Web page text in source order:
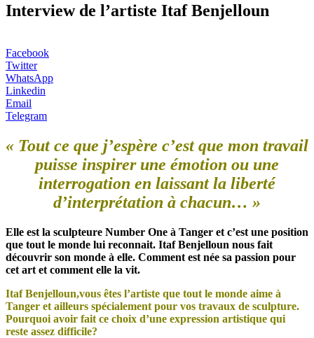
Interview de l’artiste Itaf Benjelloun
Facebook
Twitter
WhatsApp
Linkedin
Email
Telegram
« Tout ce que j’espère c’est que mon travail
puisse inspirer une émotion ou une
interrogation en laissant la liberté
d’interprétation à chacun… »
Elle est la sculpteure Number One à Tanger et c’est une position
que tout le monde lui reconnait. Itaf Benjelloun nous fait
découvrir son monde à elle. Comment est née sa passion pour
cet art et comment elle la vit.
Itaf Benjelloun,vous êtes l’artiste que tout le monde aime à
Tanger et ailleurs spécialement pour vos travaux de sculpture.
Pourquoi avoir fait ce choix d’une expression artistique qui
reste assez difficile?